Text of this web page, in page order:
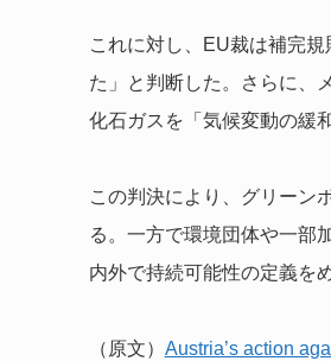
これに対し、EU裁は補完
た」と判断した。さらに、
化石ガスを「気候変動の緩
この判決により、グリーン
る。一方で環境団体や一部
内外で持続可能性の定義を
（原文） Austria’s action